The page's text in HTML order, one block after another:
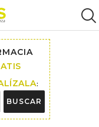
:
BUSCAR